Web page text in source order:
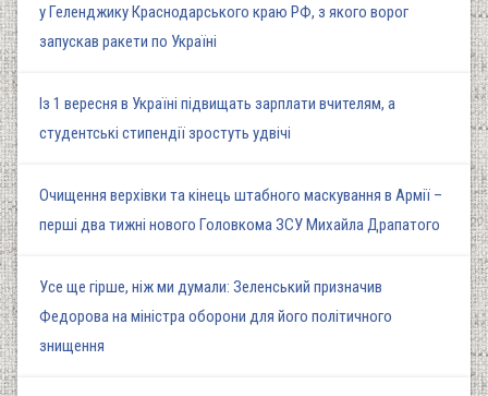
у Геленджику Краснодарського краю РФ, з якого ворог
запускав ракети по Україні
Із 1 вересня в Україні підвищать зарплати вчителям, а
студентські стипендії зростуть удвічі
Очищення верхівки та кінець штабного маскування в Армії –
перші два тижні нового Головкома ЗСУ Михайла Драпатого
Усе ще гірше, ніж ми думали: Зеленський призначив
Федорова на міністра оборони для його політичного
знищення